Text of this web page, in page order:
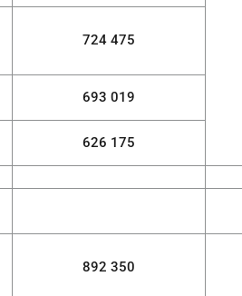
724 475
693 019
626 175
892 350